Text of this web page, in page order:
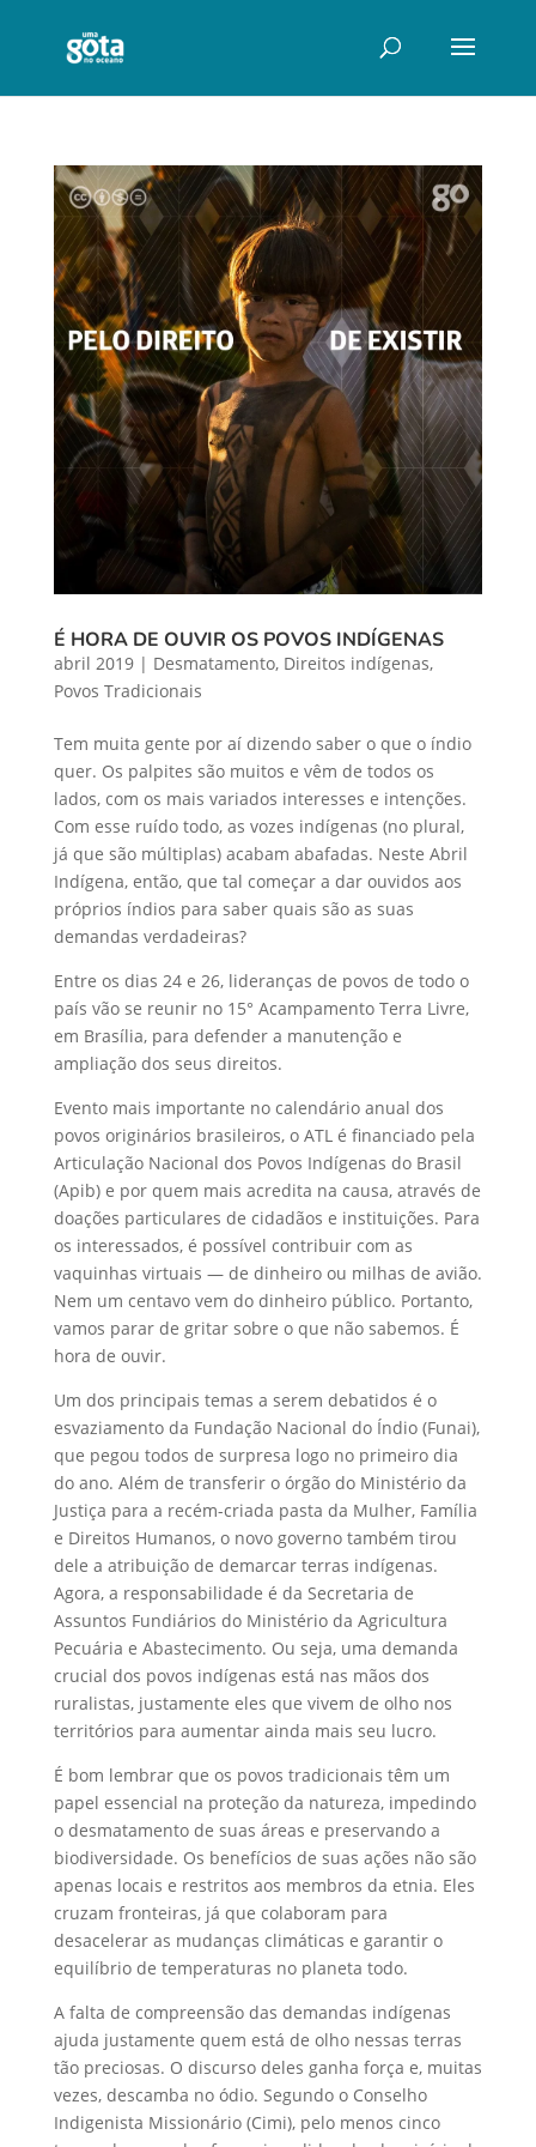
É HORA DE OUVIR OS POVOS INDÍGENAS
abril 2019| Desmatamento, Direitos indígenas,
Povos Tradicionais
Tem muita gente por aí dizendo saber o que o índio
quer. Os palpites são muitos e vêm de todos os
lados, com os mais variados interesses e intenções.
Com esse ruído todo, as vozes indígenas (no plural,
já que são múltiplas) acabam abafadas. Neste Abril
Indígena, então, que tal começar a dar ouvidos aos
próprios índios para saber quais são as suas
demandas verdadeiras?
Entre os dias 24 e 26, lideranças de povos de todo o
país vão se reunir no 15° Acampamento Terra Livre,
em Brasília, para defender a manutenção e
ampliação dos seus direitos.
Evento mais importante no calendário anual dos
povos originários brasileiros, o ATL é financiado pela
Articulação Nacional dos Povos Indígenas do Brasil
(Apib) e por quem mais acredita na causa, através de
doações particulares de cidadãos e instituições. Para
os interessados, é possível contribuir com as
vaquinhas virtuais — de dinheiro ou milhas de avião.
Nem um centavo vem do dinheiro público. Portanto,
vamos parar de gritar sobre o que não sabemos. É
hora de ouvir.
Um dos principais temas a serem debatidos é o
esvaziamento da Fundação Nacional do Índio (Funai),
que pegou todos de surpresa logo no primeiro dia
do ano. Além de transferir o órgão do Ministério da
Justiça para a recém-criada pasta da Mulher, Família
e Direitos Humanos, o novo governo também tirou
dele a atribuição de demarcar terras indígenas.
Agora, a responsabilidade é da Secretaria de
Assuntos Fundiários do Ministério da Agricultura
Pecuária e Abastecimento. Ou seja, uma demanda
crucial dos povos indígenas está nas mãos dos
ruralistas, justamente eles que vivem de olho nos
territórios para aumentar ainda mais seu lucro.
É bom lembrar que os povos tradicionais têm um
papel essencial na proteção da natureza, impedindo
o desmatamento de suas áreas e preservando a
biodiversidade. Os benefícios de suas ações não são
apenas locais e restritos aos membros da etnia. Eles
cruzam fronteiras, já que colaboram para
desacelerar as mudanças climáticas e garantir o
equilíbrio de temperaturas no planeta todo.
A falta de compreensão das demandas indígenas
ajuda justamente quem está de olho nessas terras
tão preciosas. O discurso deles ganha força e, muitas
vezes, descamba no ódio. Segundo o Conselho
Indigenista Missionário (Cimi), pelo menos cinco